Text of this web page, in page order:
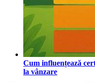
Cum influențează
la vânzare